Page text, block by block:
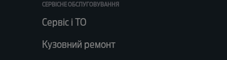
СЕРВІСНЕ ОБСЛУГОВУВАННЯ
Сервіс і ТО
Кузовний ремонт